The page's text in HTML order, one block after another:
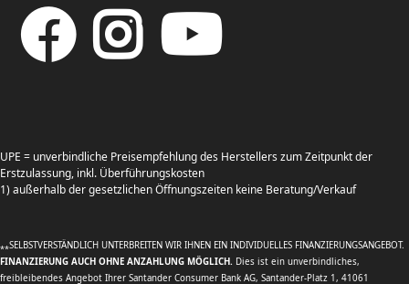
UPE = unverbindliche Preisempfehlung des Herstellers zum Zeitpunkt der
Erstzulassung, inkl. Überführungskosten
1) außerhalb der gesetzlichen Öffnungszeiten keine Beratung/Verkauf
**SELBSTVERSTÄNDLICH UNTERBREITEN WIR IHNEN EIN INDIVIDUELLES FINANZIERUNGSANGEBOT.
FINANZIERUNG AUCH OHNE ANZAHLUNG MÖGLICH. Dies ist ein unverbindliches,
freibleibendes Angebot Ihrer Santander Consumer Bank AG, Santander-Platz 1, 41061